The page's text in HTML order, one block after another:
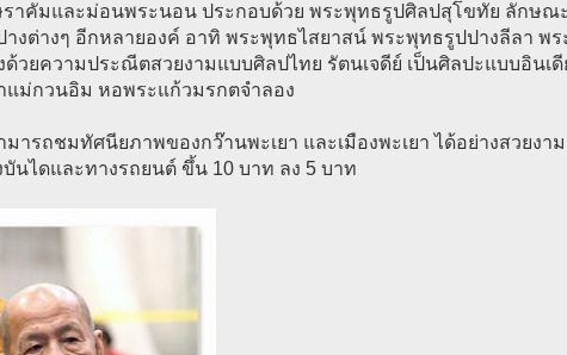
าคัมและม่อนพระนอน ประกอบด้วย พระพุทธรูปศิลปสุโขทัย ลักษณ
งต่างๆ อีกหลายองค์ อาทิ พระพุทธไสยาสน์ พระพุทธรูปปางลีลา พร
ด้วยความประณีตสวยงามแบบศิลปไทย รัตนเจดีย์ เป็นศิลปะแบบอินเ
แม่กวนอิม หอพระแก้วมรกตจำลอง
มารถชมทัศนียภาพของกว๊านพะเยา และเมืองพะเยา ได้อย่างสวยงา
บันไดและทางรถยนต์ ขึ้น 10 บาท ลง 5 บาท